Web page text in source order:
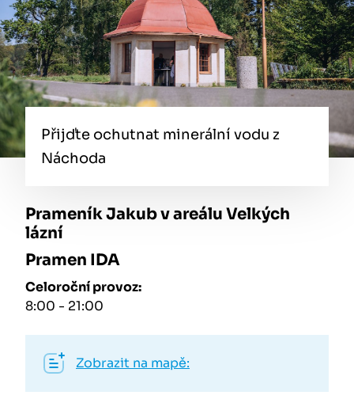
Přijďte ochutnat minerální vodu z
Náchoda
Prameník Jakub v areálu Velkých
lázní
Pramen IDA
Celoroční provoz:
8:00 - 21:00
Zobrazit na mapě: